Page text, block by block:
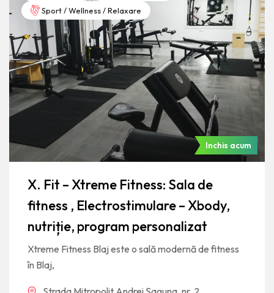
Sport / Wellness / Relaxare
Inchis acum
X. Fit – Xtreme Fitness: Sala de
fitness , Electrostimulare – Xbody,
nutriție, program personalizat
Xtreme Fitness Blaj este o sală modernă de fitness
în Blaj,